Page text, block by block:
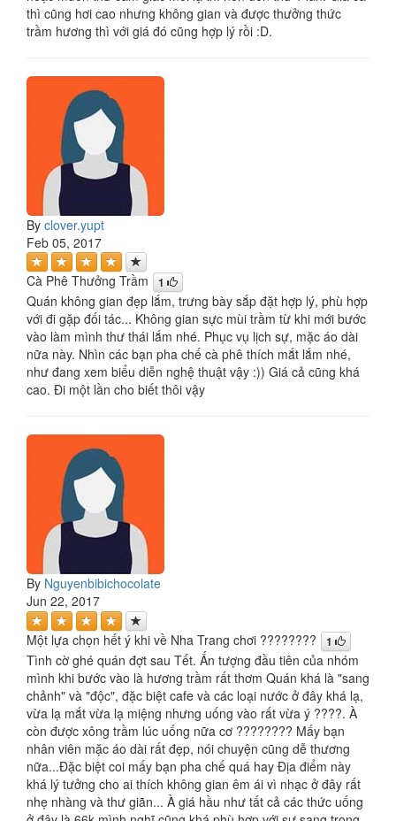
thì cũng hơi cao nhưng không gian và được thưởng thức
trầm hương thì với giá đó cũng hợp lý rồi :D.
By clover.yupt
Feb 05, 2017
Cà Phê Thưởng Trầm 1
Quán không gian đẹp lắm, trưng bày sắp đặt hợp lý, phù hợp
với đi gặp đối tác... Không gian sực mùi trầm từ khi mới bước
vào làm mình thư thái lắm nhé. Phục vụ lịch sự, mặc áo dài
nữa này. Nhìn các bạn pha chế cà phê thích mắt lắm nhé,
như đang xem biểu diễn nghệ thuật vậy :)) Giá cả cũng khá
cao. Đi một lần cho biết thôi vậy
By Nguyenbibichocolate
Jun 22, 2017
Một lựa chọn hết ý khi về Nha Trang chơi ???????? 1
Tình cờ ghé quán đợt sau Tết. Ấn tượng đầu tiên của nhóm
mình khi bước vào là hương trầm rất thơm Quán khá là "sang
chảnh" và "độc", đặc biệt cafe và các loại nước ở đây khá lạ,
vừa lạ mắt vừa lạ miệng nhưng uống vào rất vừa ý ????. À
còn được xông trầm lúc uống nữa cơ ???????? Mấy bạn
nhân viên mặc áo dài rất đẹp, nói chuyện cũng dễ thương
nữa...Đặc biệt coi mấy bạn pha chế quá hay Địa điểm này
khá lý tưởng cho ai thích không gian êm ái vì nhạc ở đây rất
nhẹ nhàng và thư giãn... À giá hầu như tất cả các thức uống